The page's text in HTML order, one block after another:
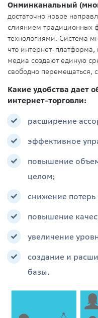
Онминканальный
достаточно новое
слиянием традиционных
технологиями. Система
что интернет-
медиа создают единую
свободно перемещаться,
Какие удобства дает
интернет-торговли:
расширение
эффективное
повышение
целом;
снижение
повышение
увеличение
создание и
базы.